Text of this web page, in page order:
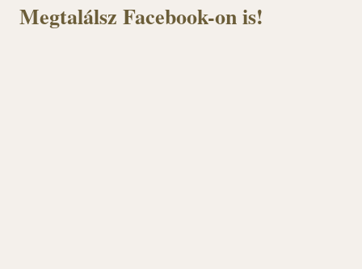
Megtalálsz Facebook-on is!